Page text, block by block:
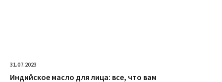
31.07.2023
Индийское масло для лица: все, что вам